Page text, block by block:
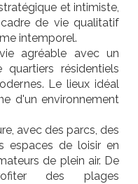
et intimiste,
de vie qualitatif
intemporel.
agréable avec un
résidentiels
Le lieux idéal
d'un environnement
avec des parcs, des
espaces de loisir en
de plein air. De
des plages